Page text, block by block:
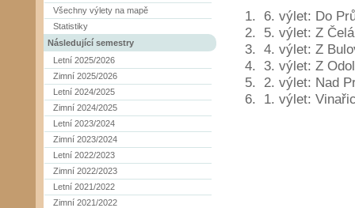
Všechny výlety na mapě
Statistiky
Následující semestry
Letní 2025/2026
Zimní 2025/2026
Letní 2024/2025
Zimní 2024/2025
Letní 2023/2024
Zimní 2023/2024
Letní 2022/2023
Zimní 2022/2023
Letní 2021/2022
Zimní 2021/2022
6. výlet: Do
5. výlet: Z
4. výlet: Z
3. výlet: Z
2. výlet: Nad
1. výlet: